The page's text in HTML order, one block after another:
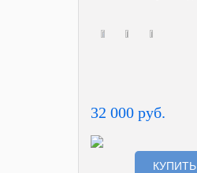
32 000 руб.
КУПИТЬ